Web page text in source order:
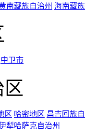
南藏族自治州 海南藏
中卫市
区 哈密地区 昌吉回族
犁哈萨克自治州